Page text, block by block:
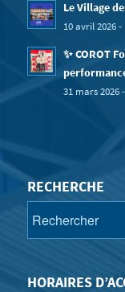
Le Village
10 avril 2026
✨ COROT
31 mars 2026
RECHERCHE
HORAIRES